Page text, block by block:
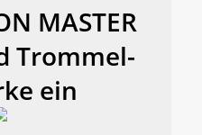
MASTER
Trommel-
ein